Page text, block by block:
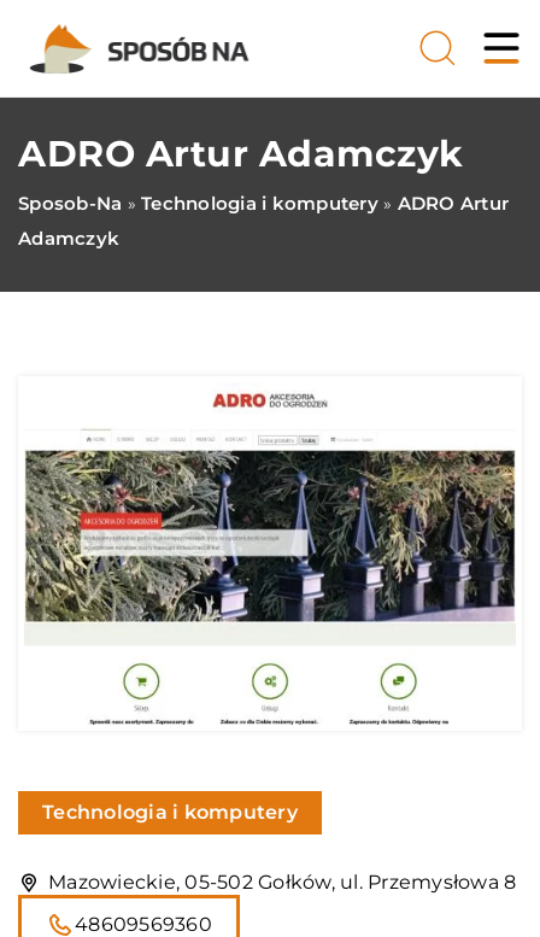
ADRO Artur Adamczyk
Sposob-Na » Technologia i komputery» ADRO Artur
Adamczyk
Technologia i komputery
Mazowieckie, 05-502 Gołków, ul. Przemysłowa 8
48609569360